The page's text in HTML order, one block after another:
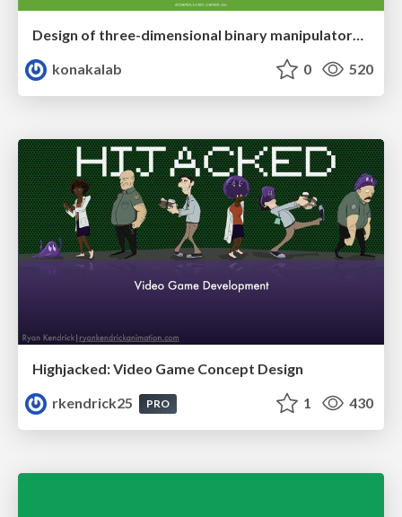
Design of three-dimensional binary manipulators for pick-and-place task avoiding obstacles (IECON2024)
konakalab
0 520
Highjacked: Video Game Concept Design
rkendrick25
PRO 1 430